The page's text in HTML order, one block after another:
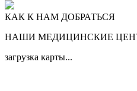
КАК К НАМ ДОБРАТЬСЯ
НАШИ МЕДИЦИНСКИЕ
загрузка карты...